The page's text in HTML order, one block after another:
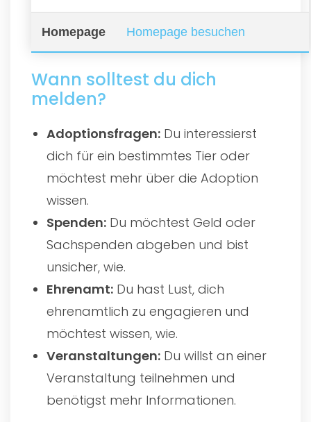
Homepage Homepage besuchen
Wann solltest du dich
melden?
Adoptionsfragen: Du interessierst
dich für ein bestimmtes Tier oder
möchtest mehr über die Adoption
wissen.
Spenden: Du möchtest Geld oder
Sachspenden abgeben und bist
unsicher, wie.
Ehrenamt: Du hast Lust, dich
ehrenamtlich zu engagieren und
möchtest wissen, wie.
Veranstaltungen: Du willst an einer
Veranstaltung teilnehmen und
benötigst mehr Informationen.